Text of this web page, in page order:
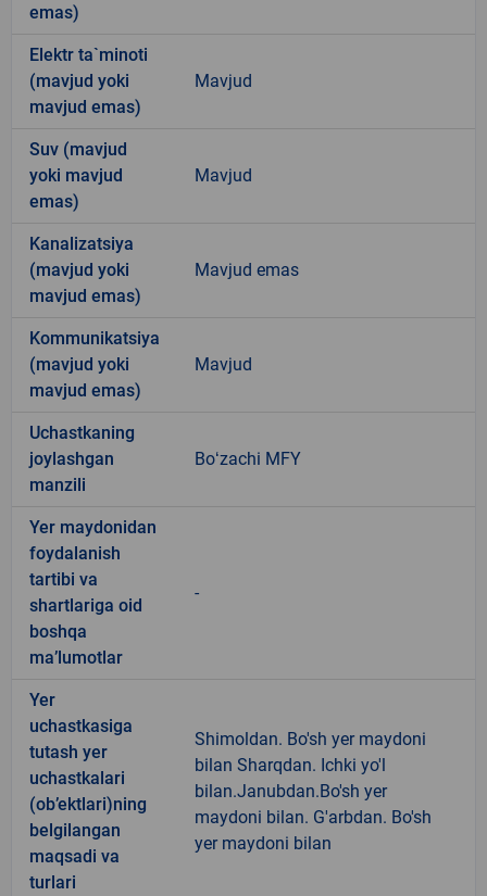
emas)
Elektr ta`minoti
(mavjud yoki
mavjud emas)
Mavjud
Suv (mavjud
yoki mavjud
emas)
Mavjud
Kanalizatsiya
(mavjud yoki
mavjud emas)
Mavjud emas
Kommunikatsiya
(mavjud yoki
mavjud emas)
Mavjud
Uchastkaning
joylashgan
manzili
Boʻzachi MFY
Yer maydonidan
foydalanish
tartibi va
shartlariga oid
boshqa
ma’lumotlar
-
Yer
uchastkasiga
tutash yer
uchastkalari
(ob’ektlari)ning
belgilangan
maqsadi va
turlari
Shimoldan. Bo'sh yer maydoni
bilan Sharqdan. Ichki yo'l
bilan.Janubdan.Bo'sh yer
maydoni bilan. G'arbdan. Bo'sh
yer maydoni bilan